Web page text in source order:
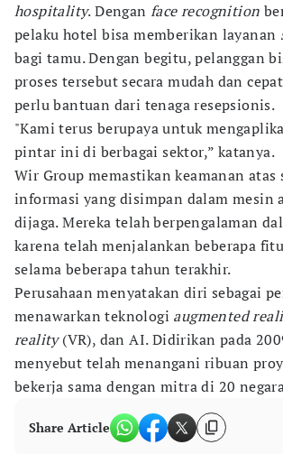
hospitality. Denganface recognition
pelaku hotel bisa memberikan layanan
bagi tamu. Dengan begitu, pelanggan
proses tersebut secara mudah dan
perlu bantuan dari tenaga resepsionis.
"Kami terus berupaya untuk
pintar ini di berbagai sektor,” katanya.
Wir Group memastikan keamanan atas
informasi yang disimpan dalam mesin
dijaga. Mereka telah berpengalaman
karena telah menjalankan beberapa
selama beberapa tahun terakhir.
Perusahaan menyatakan diri sebagai
menawarkan teknologi augmented
reality(VR), dan AI. Didirikan pada
menyebut telah menangani ribuan
bekerja sama dengan mitra di 20
Share Article